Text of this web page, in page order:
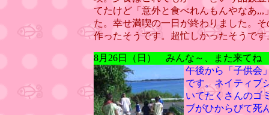
てたけど「意外と食べれんもんやなあ
た。幸せ満喫の一日が終わりました。
作ったそうです。超忙しかったそうです
8月26日（日） みんな～、また来てね
午後から「子供会
です。ネイティブ
いてたくさんのゴ
ブがひからびて死